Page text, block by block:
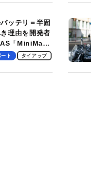
ッテリ＝半固
理由を開発者
「MiniMag
ューも
ト タイアップ